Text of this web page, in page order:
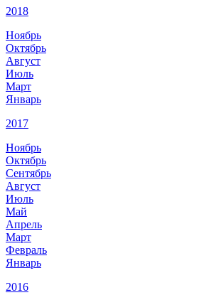
2018
Ноябрь
Октябрь
Август
Июль
Март
Январь
2017
Ноябрь
Октябрь
Сентябрь
Август
Июль
Май
Апрель
Март
Февраль
Январь
2016